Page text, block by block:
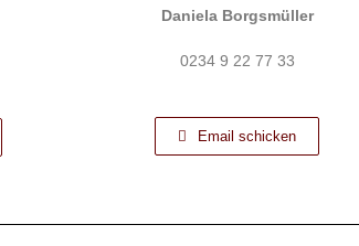
Daniela Borgsmüller
0234 9 22 77 33
Email schicken